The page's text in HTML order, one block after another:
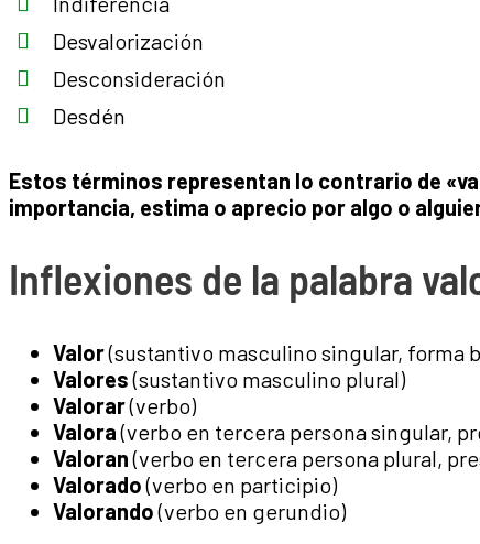
Desvalorización
Desconsideración
Desdén
Estos términos representan lo contrario de
importancia, estima o aprecio por algo o
Inflexiones de la palabra
Valor(sustantivo masculino singular, forma
Valores(sustantivo masculino plural)
Valorar(verbo)
Valora(verbo en tercera persona singular,
Valoran(verbo en tercera persona plural,
Valorado(verbo en participio)
Valorando(verbo en gerundio)